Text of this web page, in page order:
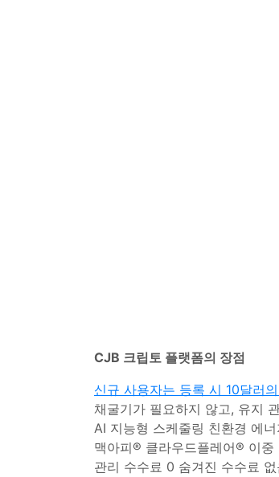
CJB 크립토 플랫폼의 장점
신규 사용자는 등록 시 10달러
채굴기가 필요하지 않고, 유지
AI 지능형 스케줄링 친환경 에
맥아피® 클라우드플레어® 이
관리 수수료 0 숨겨진 수수료